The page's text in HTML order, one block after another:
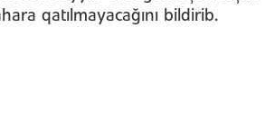
qatılmayacağını bildirib.